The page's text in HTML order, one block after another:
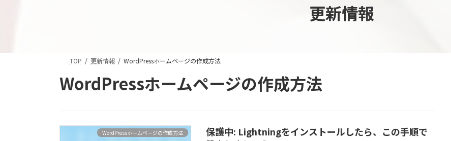
更新情報
TOP 更新情報 WordPressホームページの作成方法
WordPressホームページの作成方法
WordPressホームページの作成方法
保護中: Lightningをインストールしたら、この手順で